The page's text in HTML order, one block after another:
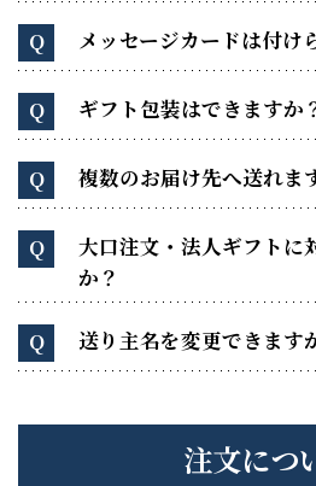
Q メッセージカードは付け
Q ギフト包装はできますか
Q 複数のお届け先へ送れま
Q
大口注文・法人ギフトに
か？
Q 送り主名を変更できます
注文につ